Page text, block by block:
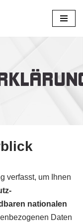
verfasst, um Ihnen
nationalen
Daten